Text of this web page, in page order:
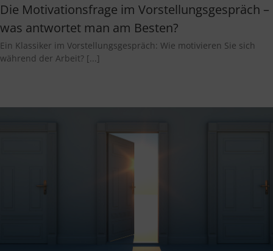
Die Motivationsfrage im Vorstellungsgespräch –
was antwortet man am Besten?
Ein Klassiker im Vorstellungsgespräch: Wie motivieren Sie sich
während der Arbeit? [...]